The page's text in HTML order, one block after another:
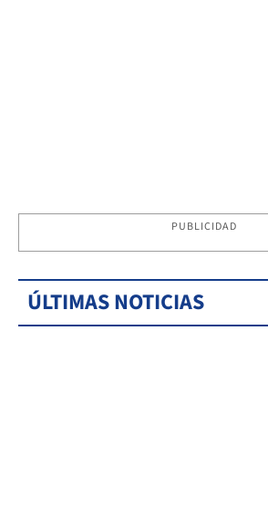
PUBLICIDAD
ÚLTIMAS NOTICIAS